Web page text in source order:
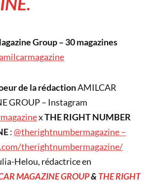
Group – 30 magazines
de la rédactionAMILCAR
GROUP – Instagram
xTHE RIGHT NUMBER
:@therightnumbermagazine –
therightnumbermagazine/
Helou, rédactrice en
MAGAZINE GROUP& THE RIGHT